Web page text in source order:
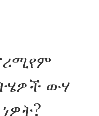
ውሃ
(South Africa)
(Canada)